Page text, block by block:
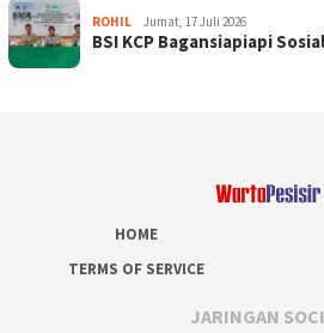
ROHIL Jumat, 17 Juli 2026
BSI KCP Bagansiapiapi
HOME
TERMS OF SERVICE
JARINGAN